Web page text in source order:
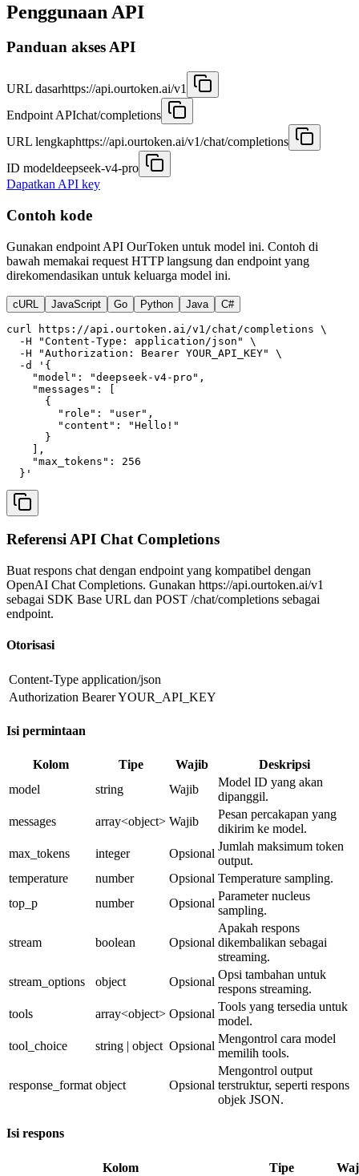
Penggunaan API
Panduan akses API
URL dasarhttps://api.ourtoken.ai/v1
Endpoint APIchat/completions
URL lengkaphttps://api.ourtoken.ai/v1/chat/completions
ID modeldeepseek-v4-pro
Dapatkan API key
Contoh kode
Gunakan endpoint API OurToken untuk model ini. Contoh di
bawah memakai request HTTP langsung dan endpoint yang
direkomendasikan untuk keluarga model ini.
cURL JavaScript Go Python Java C#
curl https://api.ourtoken.ai/v1/chat/completions \
  -H "Content-Type: application/json" \
  -H "Authorization: Bearer YOUR_API_KEY" \
  -d '{
    "model": "deepseek-v4-pro",
    "messages": [
      {
        "role": "user",
        "content": "Hello!"
      }
    ],
    "max_tokens": 256
  }'
Referensi API Chat Completions
Buat respons chat dengan endpoint yang kompatibel dengan
OpenAI Chat Completions. Gunakan https://api.ourtoken.ai/v1
sebagai SDK Base URL dan POST /chat/completions sebagai
endpoint.
Otorisasi
Content-Type application/json
Authorization Bearer YOUR_API_KEY
Isi permintaan
Kolom Tipe Wajib
Deskripsi
model
string Wajib
Model ID yang akan
dipanggil.
messages
array<object> Wajib
Pesan percakapan yang
dikirim ke model.
max_tokens
integer Opsional
Jumlah maksimum token
output.
temperature
number Opsional Temperature sampling.
top_p
number Opsional
Parameter nucleus
sampling.
stream boolean Opsional
Apakah respons
dikembalikan sebagai
streaming.
stream_options
object Opsional
Opsi tambahan untuk
respons streaming.
tools
array<object> Opsional
Tools yang tersedia untuk
model.
tool_choice
string | object Opsional
Mengontrol cara model
memilih tools.
response_format object Opsional
Mengontrol output
terstruktur, seperti respons
objek JSON.
Isi respons
Kolom Tipe